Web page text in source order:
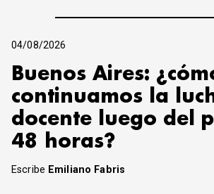
04/08/2026
Buenos Aires:
continuamos la
docente luego del
48 horas?
Escribe Emiliano Fabris